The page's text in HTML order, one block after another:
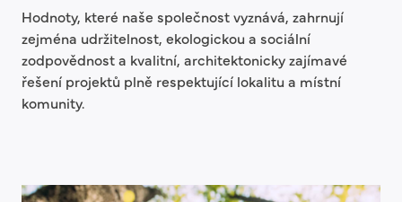
Hodnoty, které naše společnost vyznává, zahrnují
zejména udržitelnost, ekologickou a sociální
zodpovědnost a kvalitní, architektonicky zajímavé
řešení projektů plně respektující lokalitu a místní
komunity.